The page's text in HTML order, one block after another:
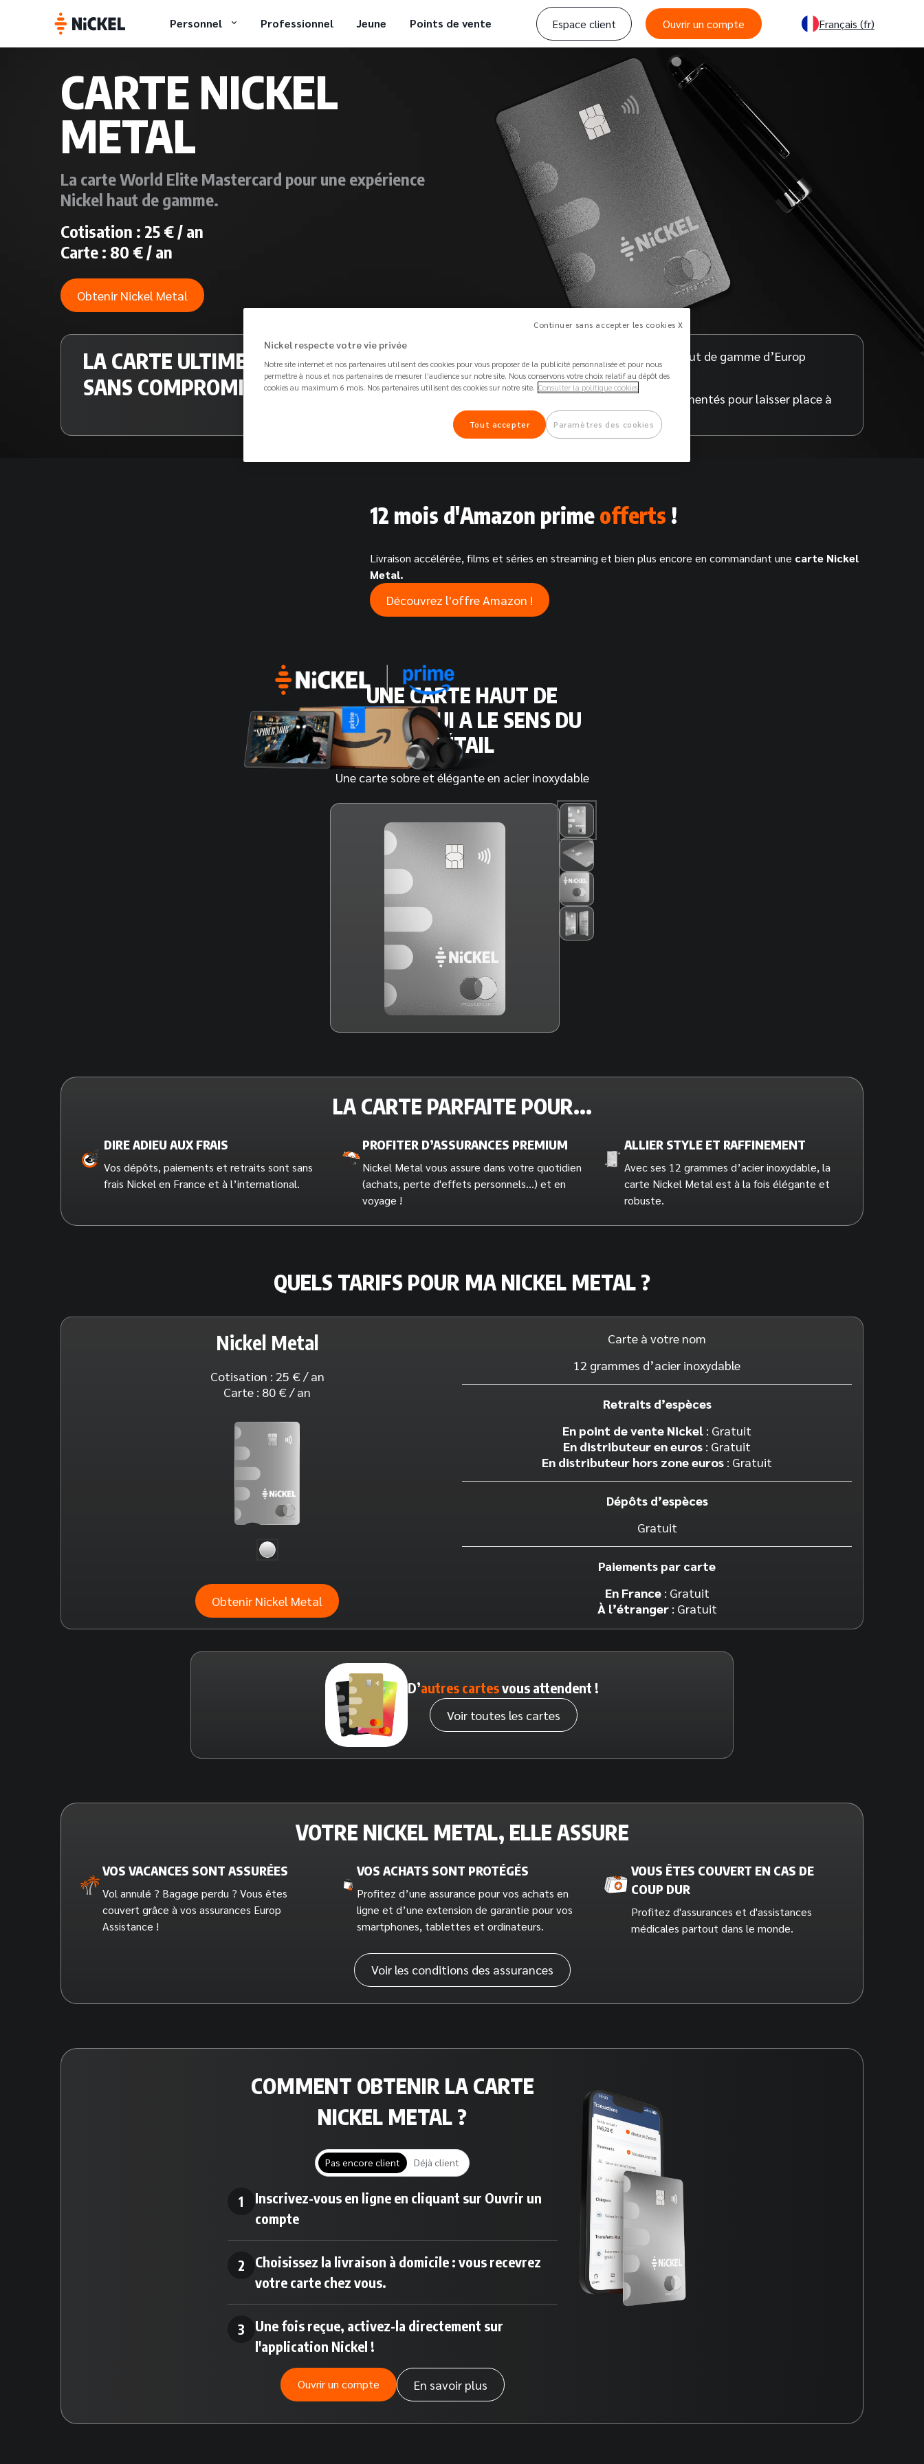
Personnel Professionnel Jeune Points de vente Espace client Ouvrir un compte Français (fr)
CARTE NICKEL
METAL
La carte World Elite Mastercard pour une expérience
Nickel haut de gamme.
Cotisation : 25 € / an
Carte : 80 € / an
Obtenir Nickel Metal
LA CARTE ULTIME
SANS COMPROMIS
Carte World Elite Mastercard à votre nom et
en acier inoxydable
Les assurances haut de gamme d’Europ
Assistance
Des plafonds augmentés pour laisser place à
vos envies
12 mois d'Amazon prime offerts !
Livraison accélérée, films et séries en streaming et bien plus encore en commandant une carte Nickel
Metal.
Découvrez l'offre Amazon !
UNE CARTE HAUT DE
GAMME QUI A LE SENS DU
DÉTAIL
Une carte sobre et élégante en acier inoxydable
LA CARTE PARFAITE POUR...
DIRE ADIEU AUX FRAIS
Vos dépôts, paiements et retraits sont sans
frais Nickel en France et à l’international.
PROFITER D’ASSURANCES PREMIUM
Nickel Metal vous assure dans votre quotidien
(achats, perte d'effets personnels...) et en
voyage !
ALLIER STYLE ET RAFFINEMENT
Avec ses 12 grammes d’acier inoxydable, la
carte Nickel Metal est à la fois élégante et
robuste.
QUELS TARIFS POUR MA NICKEL METAL ?
Nickel Metal
Cotisation : 25 € / an
Carte : 80 € / an
Obtenir Nickel Metal
Carte à votre nom
12 grammes d’acier inoxydable
Retraits d’espèces
En point de vente Nickel : Gratuit
En distributeur en euros : Gratuit
En distributeur hors zone euros : Gratuit
Dépôts d’espèces
Gratuit
Paiements par carte
En France: Gratuit
À l’étranger: Gratuit
D’autres cartesvous attendent !
Voir toutes les cartes
VOTRE NICKEL METAL, ELLE ASSURE
VOS VACANCES SONT ASSURÉES
Vol annulé ? Bagage perdu ? Vous êtes
couvert grâce à vos assurances Europ
Assistance !
VOS ACHATS SONT PROTÉGÉS
Profitez d’une assurance pour vos achats en
ligne et d’une extension de garantie pour vos
smartphones, tablettes et ordinateurs.
VOUS ÊTES COUVERT EN CAS DE
COUP DUR
Profitez d'assurances et d'assistances
médicales partout dans le monde.
Voir les conditions des assurances
COMMENT OBTENIR LA CARTE
NICKEL METAL ?
Pas encore client Déjà client
1
Inscrivez-vous en ligne en cliquant sur Ouvrir un
compte
2
Choisissez la livraison à domicile : vous recevrez
votre carte chez vous.
3
Une fois reçue, activez-la directement sur
l'application Nickel !
Ouvrir un compte En savoir plus
Continuer sans accepter les cookies X
Nickel respecte votre vie privée
Notre site internet et nos partenaires utilisent des cookies pour vous proposer de la publicité personnalisée et pour nous
permettre à nous et nos partenaires de mesurer l’audience sur notre site. Nous conservons votre choix relatif au dépôt des
cookies au maximum 6 mois. Nos partenaires utilisent des cookies sur notre site. Consulter la politique cookies
Paramètres des cookies
Tout accepter